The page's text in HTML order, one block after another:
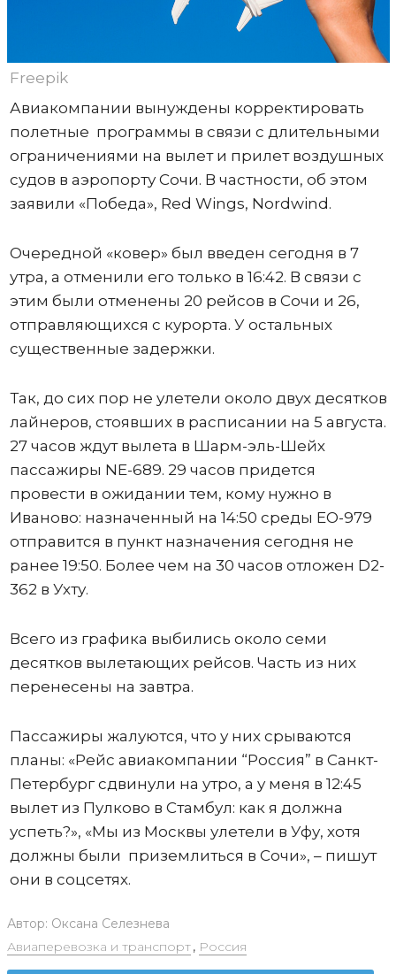
Freepik
Авиакомпании вынуждены корректировать
полетные программы в связи с длительными
ограничениями на вылет и прилет воздушных
судов в аэропорту Сочи. В частности, об этом
заявили «Победа», Red Wings, Nordwind.
Очередной «ковер» был введен сегодня в 7
утра, а отменили его только в 16:42. В связи с
этим были отменены 20 рейсов в Сочи и 26,
отправляющихся с курорта. У остальных
существенные задержки.
Так, до сих пор не улетели около двух десятков
лайнеров, стоявших в расписании на 5 августа.
27 часов ждут вылета в Шарм-эль-Шейх
пассажиры NE-689. 29 часов придется
провести в ожидании тем, кому нужно в
Иваново: назначенный на 14:50 среды ЕО-979
отправится в пункт назначения сегодня не
ранее 19:50. Более чем на 30 часов отложен D2-
362 в Ухту.
Всего из графика выбились около семи
десятков вылетающих рейсов. Часть из них
перенесены на завтра.
Пассажиры жалуются, что у них срываются
планы: «Рейс авиакомпании “Россия” в Санкт-
Петербург сдвинули на утро, а у меня в 12:45
вылет из Пулково в Стамбул: как я должна
успеть?», «Мы из Москвы улетели в Уфу, хотя
должны были приземлиться в Сочи», – пишут
они в соцсетях.
Автор: Оксана Селезнева
Авиаперевозка и транспорт, Россия